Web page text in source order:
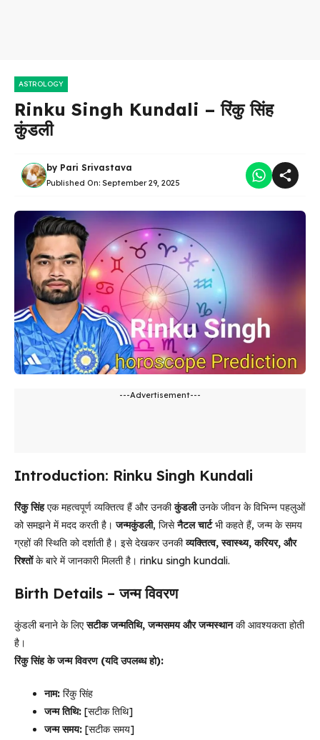
ASTROLOGY
Rinku Singh Kundali – रिंकु सिंह
कुंडली
by Pari Srivastava
Published On: September 29, 2025
---Advertisement---
Introduction: Rinku Singh Kundali
रिंकु सिंहएक महत्वपूर्ण व्यक्तित्व हैं और उनकीकुंडलीउनके जीवन के विभिन्न पहलुओं
को समझने में मदद करती है।जन्मकुंडली, जिसेनैटल चार्टभी कहते हैं, जन्म के समय
ग्रहों की स्थिति को दर्शाती है। इसे देखकर उनकीव्यक्तित्व, स्वास्थ्य, करियर, और
रिश्तोंके बारे में जानकारी मिलती है। rinku singh kundali.
Birth Details – जन्म विवरण
कुंडली बनाने के लिएसटीक जन्मतिथि, जन्मसमय और जन्मस्थानकी आवश्यकता होती
है।
रिंकु सिंह के जन्म विवरण (यदि उपलब्ध हो):
नाम: रिंकु सिंह
जन्म तिथि: [सटीक तिथि]
जन्म समय: [सटीक समय]